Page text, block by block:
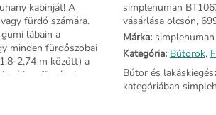
kabinját! A
fürdő számára.
lábain a
minden fürdőszobai
2,74 m között) a
a fürdőszivacs
flakonok fejjel
simplehuman
vásárlása olcsón,
Márka:simplehuman
Kategória: Bútorok,
Bútor és
kategóriában